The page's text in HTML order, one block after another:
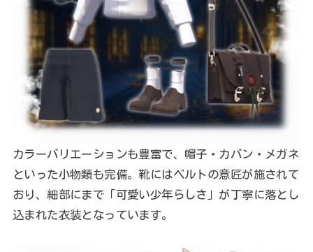
カラーバリエーションも豊富で、帽子・カバン・メガネ
といった小物類も完備。靴にはベルトの意匠が施されて
おり、細部にまで「可愛い少年らしさ」が丁寧に落とし
込まれた衣装となっています。